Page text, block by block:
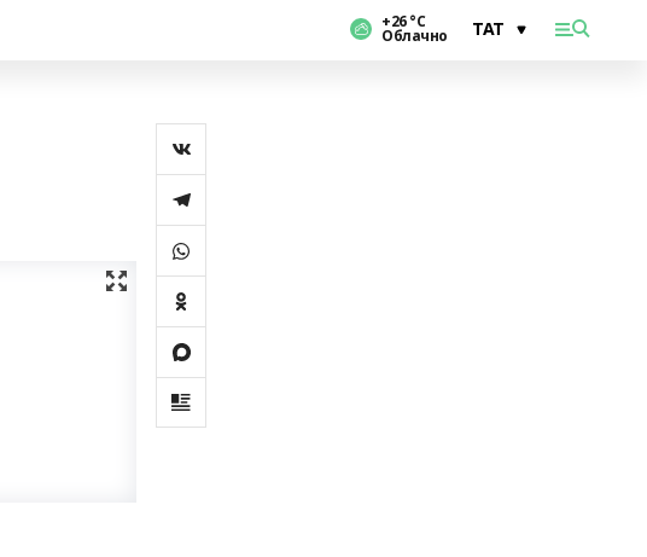
+26 °С
Облачно